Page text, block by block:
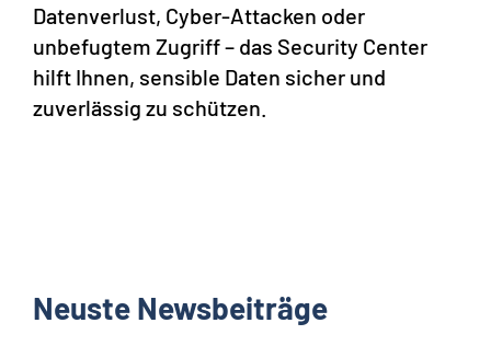
Datenverlust, Cyber-Attacken oder
unbefugtem Zugriff – das Security Center
hilft Ihnen, sensible Daten sicher und
zuverlässig zu schützen.
Neuste Newsbeiträge